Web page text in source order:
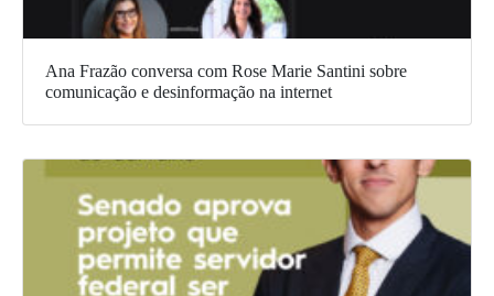
Ana Frazão conversa com Rose Marie Santini sobre
comunicação e desinformação na internet